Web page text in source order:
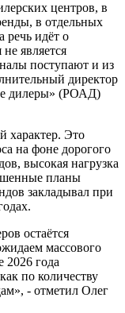
центров, в
в отдельных
речь идёт о
является
поступают и из
директор
дилеры» (РОАД)
характер. Это
на фоне дорогого
высокая нагрузка
планы
закладывал при
остаётся
массового
2026 года
по количеству
- отметил Олег